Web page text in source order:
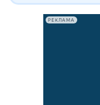
РЕКЛАМА